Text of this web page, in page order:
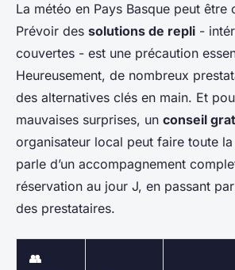
La météo en Pays Basque peut être
Prévoir des solutions de repli -
couvertes - est une précaution
Heureusement, de nombreux
des alternatives clés en main. Et
mauvaises surprises, un conseil
organisateur local peut faire toute
parle d’un accompagnement
réservation au jour J, en passant
des prestataires.
👥